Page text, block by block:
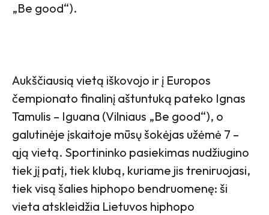
„Be good“).
Aukščiausią vietą iškovojo ir į Europos
čempionato finalinį aštuntuką pateko Ignas
Tamulis – Iguana (Vilniaus „Be good“), o
galutinėje įskaitoje mūsų šokėjas užėmė 7 –
ąją vietą. Sportininko pasiekimas nudžiugino
tiek jį patį, tiek klubą, kuriame jis treniruojasi,
tiek visą šalies hiphopo bendruomenę: ši
vieta atskleidžia Lietuvos hiphopo